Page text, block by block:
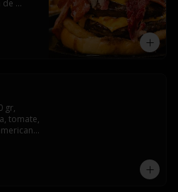
de
gr,
tomate,